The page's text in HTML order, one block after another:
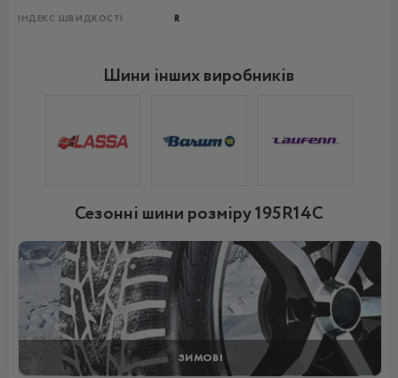
ІНДЕКС ШВИДКОСТІ R
Шини інших виробників
Сезонні шини розміру 195R14C
ЗИМОВІ